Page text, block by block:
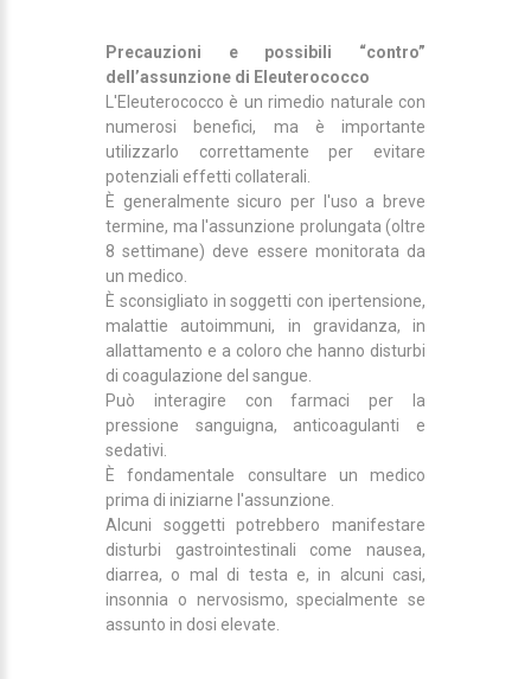
Precauzioni e possibili “contro”
dell’assunzione di Eleuterococco
L'Eleuterococco è un rimedio naturale con
numerosi benefici, ma è importante
utilizzarlo correttamente per evitare
potenziali effetti collaterali.
È generalmente sicuro per l'uso a breve
termine, ma l'assunzione prolungata (oltre
8 settimane) deve essere monitorata da
un medico.
È sconsigliato in soggetti con ipertensione,
malattie autoimmuni, in gravidanza, in
allattamento e a coloro che hanno disturbi
di coagulazione del sangue.
Può interagire con farmaci per la
pressione sanguigna, anticoagulanti e
sedativi.
È fondamentale consultare un medico
prima di iniziarne l'assunzione.
Alcuni soggetti potrebbero manifestare
disturbi gastrointestinali come nausea,
diarrea, o mal di testa e, in alcuni casi,
insonnia o nervosismo, specialmente se
assunto in dosi elevate.